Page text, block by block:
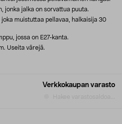
Verkkokaupan varasto
jonka jalka on sorvattua puuta.
joka muistuttaa pellavaa, halkaisija 30
jossa on E27-kanta.
Useita värejä.